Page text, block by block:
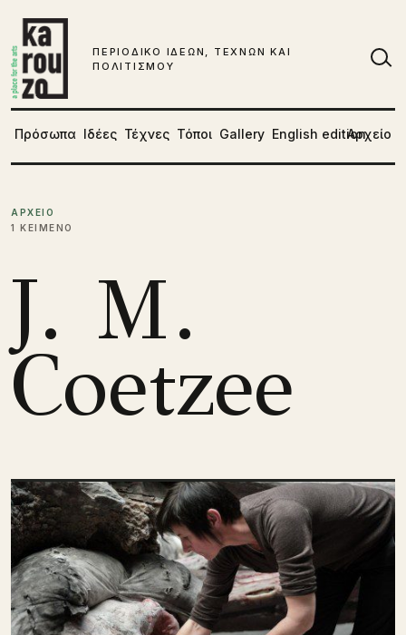
ΠΕΡΙΟΔΙΚΟ ΙΔΕΩΝ, ΤΕΧΝΩΝ ΚΑΙ
ΠΟΛΙΤΙΣΜΟΥ
Πρόσωπα Ιδέες Τέχνες Τόποι Gallery English editionΑρχείο
ΑΡΧΕΙΟ
1 ΚΕΙΜΕΝΟ
J. Μ.
Coetzee